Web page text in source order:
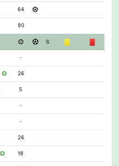
64
90
S
-
26
5
-
-
26
18